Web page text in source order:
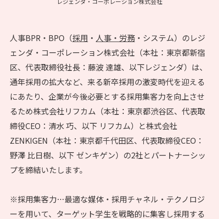
人事BPR・BPO（採用 ・ 人事・労務 ・システム）のレジ
ェンダ・コーポレーション株式会社（本社：東京都新宿
区、代表取締役社長：藤波 達雄、以下レジェンダ）は、
通年採用の拡大など、来る新卒採用の激変時代を迎える
にあたり、企業が今後必要とする採用集客力を向上させ
るため株式会社リフカム（本社：東京都渋谷区、代表取
締役CEO：清水 巧、以下 リフカム）と株式会社
ZENKIGEN（本社：東京都千代田区、代表取締役CEO：
野澤 比日樹、以下 ゼンキゲン）の2社とパートナーシッ
プを締結いたします。
※採用集客力…最適な媒体・採用チャネル・テクノロジ
ーを用いて、ターゲット学生を戦略的に集客し採用する